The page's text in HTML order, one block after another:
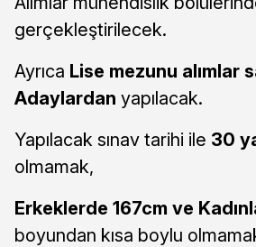
gerçekleştirilecek.
Ayrıca Lise mezunu alımlar
Adaylardan yapılacak.
Yapılacak sınav tarihi ile 30
olmamak,
Erkeklerde 167cm ve
boyundan kısa boylu